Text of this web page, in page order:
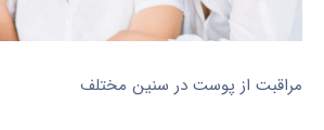
مراقبت از پوست در سنین مختلف